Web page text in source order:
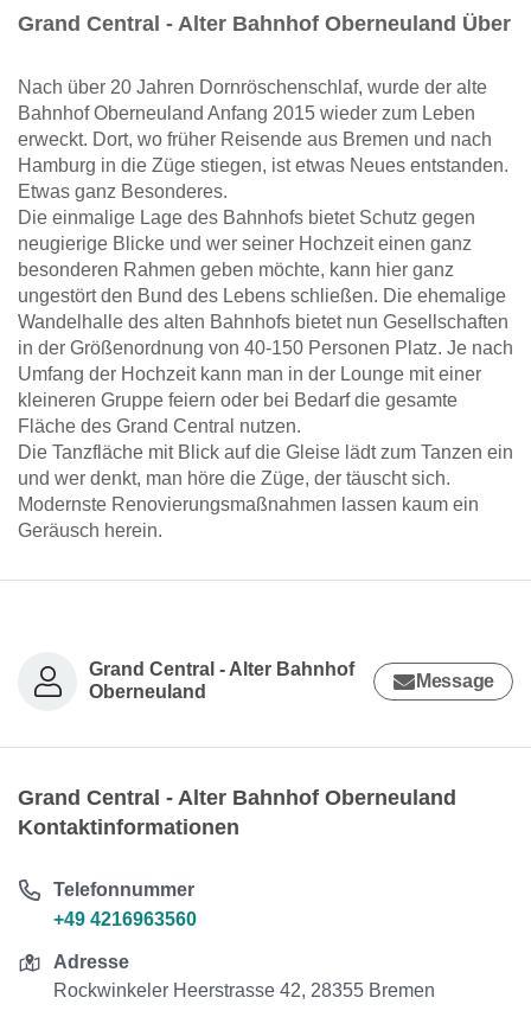
Grand Central - Alter Bahnhof Oberneuland Über
Nach über 20 Jahren Dornröschenschlaf, wurde der alte
Bahnhof Oberneuland Anfang 2015 wieder zum Leben
erweckt. Dort, wo früher Reisende aus Bremen und nach
Hamburg in die Züge stiegen, ist etwas Neues entstanden.
Etwas ganz Besonderes.
Die einmalige Lage des Bahnhofs bietet Schutz gegen
neugierige Blicke und wer seiner Hochzeit einen ganz
besonderen Rahmen geben möchte, kann hier ganz
ungestört den Bund des Lebens schließen. Die ehemalige
Wandelhalle des alten Bahnhofs bietet nun Gesellschaften
in der Größenordnung von 40-150 Personen Platz. Je nach
Umfang der Hochzeit kann man in der Lounge mit einer
kleineren Gruppe feiern oder bei Bedarf die gesamte
Fläche des Grand Central nutzen.
Die Tanzfläche mit Blick auf die Gleise lädt zum Tanzen ein
und wer denkt, man höre die Züge, der täuscht sich.
Modernste Renovierungsmaßnahmen lassen kaum ein
Geräusch herein.
Grand Central - Alter Bahnhof
Oberneuland
Message
Grand Central - Alter Bahnhof Oberneuland
Kontaktinformationen
Telefonnummer
+49 4216963560
Adresse
Rockwinkeler Heerstrasse 42, 28355 Bremen